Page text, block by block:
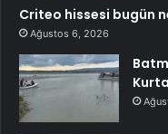
Criteo hissesi bugün
Ağustos 6, 2026